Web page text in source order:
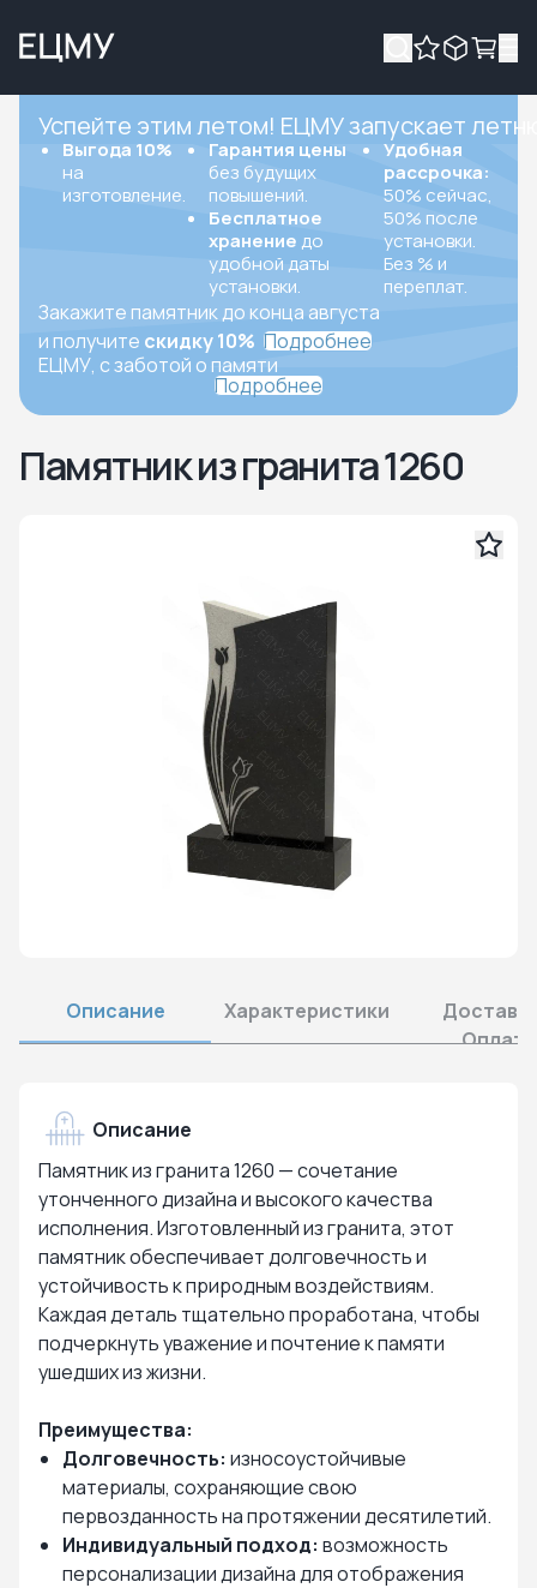
Успейте этим летом! ЕЦМУ запускает
Выгода 10%
на
изготовление.
Гарантия цены
без будущих
повышений.
Бесплатное
хранение до
удобной даты
установки.
Удобная
рассрочка:
50% сейчас,
50% после
установки.
Без % и
переплат.
Закажите памятник до конца августа
и получите скидку 10% Подробнее
ЕЦМУ, с заботой о памяти
Подробнее
Памятник из гранита 1260
Описание Характеристики
Оплата
Описание
Памятник из гранита 1260 — сочетание
утонченного дизайна и высокого качества
исполнения. Изготовленный из гранита, этот
памятник обеспечивает долговечность и
устойчивость к природным воздействиям.
Каждая деталь тщательно проработана, чтобы
подчеркнуть уважение и почтение к памяти
ушедших из жизни.
Преимущества:
Долговечность: износоустойчивые
материалы, сохраняющие свою
первозданность на протяжении десятилетий.
Индивидуальный подход: возможность
персонализации дизайна для отображения